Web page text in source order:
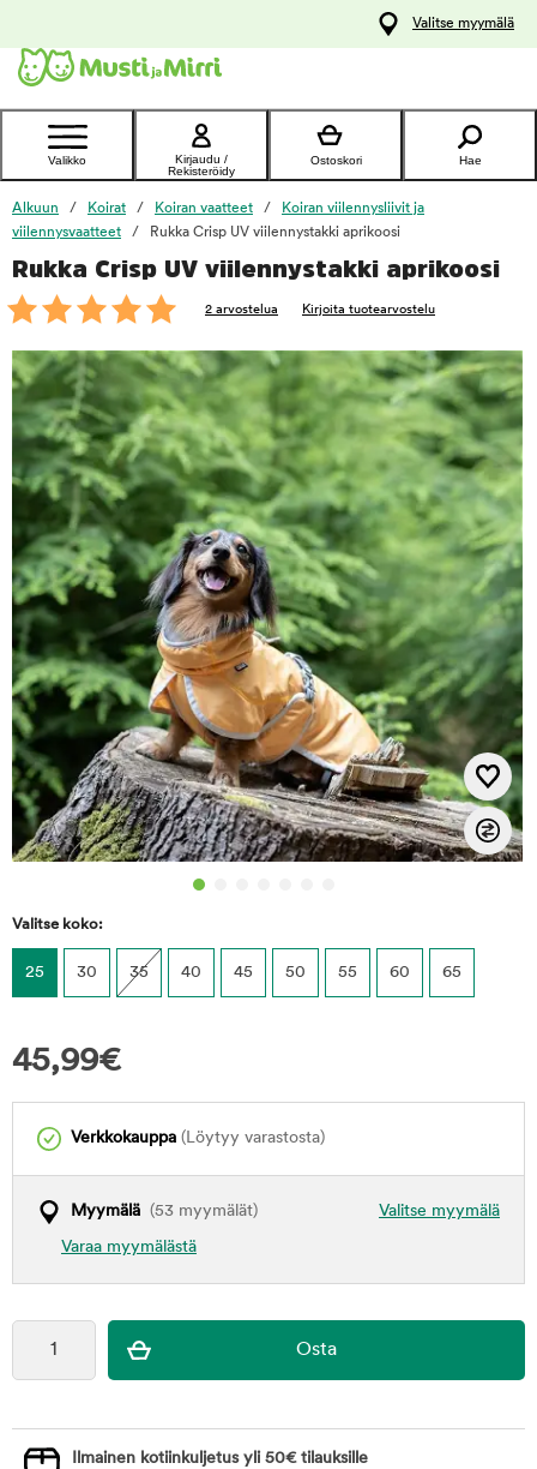
Ota yhteyttä
asiakaspalveluun
Valitse myymälä
Valikko
Kirjaudu /
Rekisteröidy
Ostoskori Hae
Alkuun Koirat Koiran vaatteet
Koiran viilennysliivit ja
viilennysvaatteet
Rukka Crisp UV viilennystakki aprikoosi
Rukka Crisp UV viilennystakki aprikoosi
2 arvostelua Kirjoita tuotearvostelu
Valitse koko:
25 30 35 40 45 50 55 60 65
45,99€
Verkkokauppa (Löytyy varastosta)
Valitse myymälä
Myymälä (53 myymälät)
Varaa myymälästä
foo
Ilmainen kotiinkuljetus yli 50€ tilauksille